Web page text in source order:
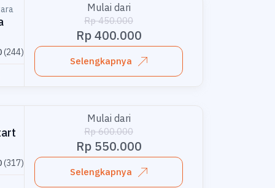
(244)
Mulai dari
Rp 450.000
Rp 400.000
Selengkapnya
(317)
Mulai dari
Rp 600.000
Rp 550.000
Selengkapnya